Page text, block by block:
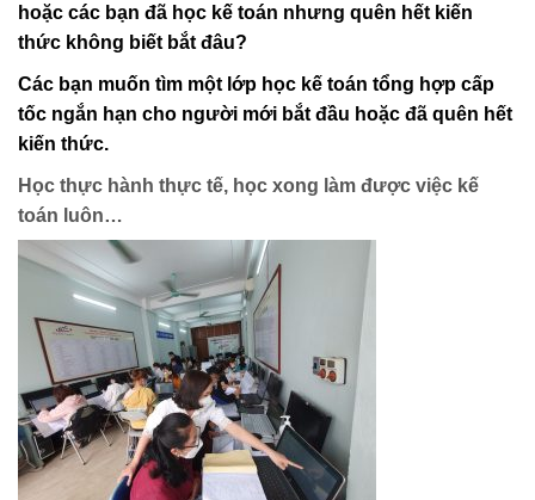
hoặc các bạn đã học kế toán nhưng quên hết kiến
thức không biết bắt đâu?
Các bạn muốn tìm một lớp học kế toán tổng hợp cấp
tốc ngắn hạn cho người mới bắt đầu hoặc đã quên hết
kiến thức.
Học thực hành thực tế, học xong làm được việc kế
toán luôn…